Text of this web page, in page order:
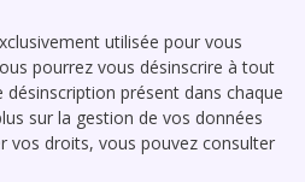
utilisée pour vous
pourrez vous désinscrire à tout
présent dans chaque
sur la gestion de vos données
vos droits, vous pouvez consulter